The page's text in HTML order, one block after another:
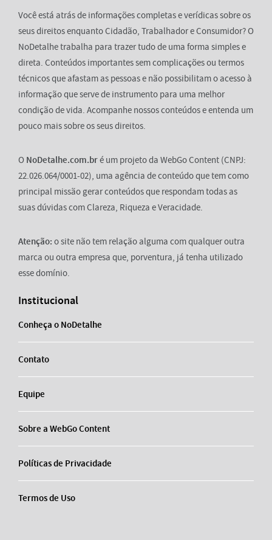
Você está atrás de informações completas e verídicas sobre os
seus direitos enquanto Cidadão, Trabalhador e Consumidor? O
NoDetalhe trabalha para trazer tudo de uma forma simples e
direta. Conteúdos importantes sem complicações ou termos
técnicos que afastam as pessoas e não possibilitam o acesso à
informação que serve de instrumento para uma melhor
condição de vida. Acompanhe nossos conteúdos e entenda um
pouco mais sobre os seus direitos.
O NoDetalhe.com.bré um projeto da WebGo Content (CNPJ:
22.026.064/0001-02), uma agência de conteúdo que tem como
principal missão gerar conteúdos que respondam todas as
suas dúvidas com Clareza, Riqueza e Veracidade.
Atenção: o site não tem relação alguma com qualquer outra
marca ou outra empresa que, porventura, já tenha utilizado
esse domínio.
Institucional
Conheça o NoDetalhe
Contato
Equipe
Sobre a WebGo Content
Políticas de Privacidade
Termos de Uso